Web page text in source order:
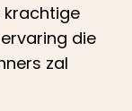
krachtige
die
zal